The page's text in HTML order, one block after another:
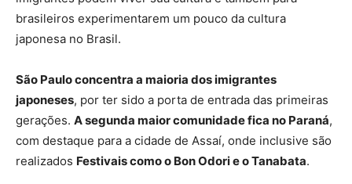
brasileiros experimentarem um pouco da cultura
japonesa no Brasil.
São Paulo concentra a maioria dos imigrantes
japoneses, por ter sido a porta de entrada das primeiras
gerações. A segunda maior comunidade fica no Paraná,
com destaque para a cidade de Assaí, onde inclusive são
realizados Festivais como o Bon Odori e o Tanabata.